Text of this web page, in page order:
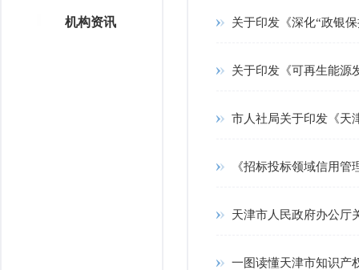
机构资讯 关于印发《深化“政银
关于印发《可再生能源
市人社局关于印发《天
《招标投标领域信用
天津市人民政府办公厅
一图读懂天津市知识产